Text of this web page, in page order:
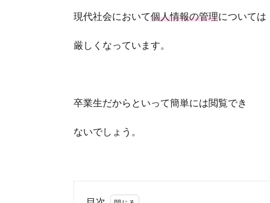
現代社会において個人情報の管理については
厳しくなっています。
卒業生だからといって簡単には閲覧でき
ないでしょう。